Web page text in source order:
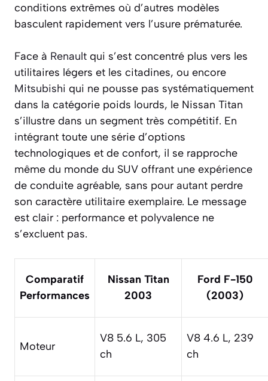
conditions extrêmes où d’autres modèles
basculent rapidement vers l’usure prématurée.
Face à Renault qui s’est concentré plus vers les
utilitaires légers et les citadines, ou encore
Mitsubishi qui ne pousse pas systématiquement
dans la catégorie poids lourds, le Nissan Titan
s’illustre dans un segment très compétitif. En
intégrant toute une série d’options
technologiques et de confort, il se rapproche
même du monde du SUV offrant une expérience
de conduite agréable, sans pour autant perdre
son caractère utilitaire exemplaire. Le message
est clair : performance et polyvalence ne
s’excluent pas.
Comparatif
Performances
Nissan Titan
2003
Ford F-150
(2003)
Moteur
V8 5.6 L, 305
ch
V8 4.6 L, 239
ch